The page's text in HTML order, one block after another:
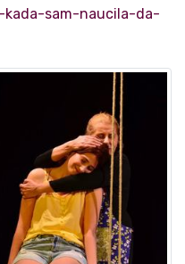
sam-naucila-da-